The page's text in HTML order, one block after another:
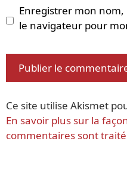
Enregistrer mon
le navigateur pour
Ce site utilise Akismet
En savoir plus sur la
commentaires sont